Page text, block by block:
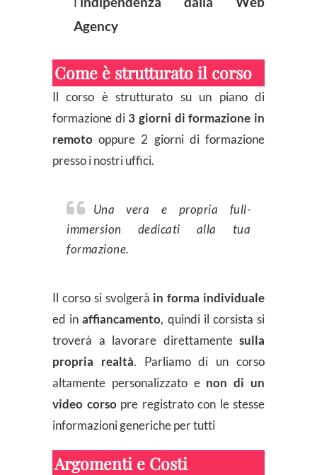
Agency
Come è strutturato il corso
Il corso è strutturato su un piano di
formazione di 3 giorni di formazione in
remoto oppure 2 giorni di formazione
presso i nostri uffici.
Una vera e propria full-
immersion dedicati alla tua
formazione.
Il corso si svolgerà in forma individuale
ed inaffiancamento, quindi il corsista si
troverà a lavorare direttamente sulla
propria realtà. Parliamo di un corso
altamente personalizzato enon di un
video corsopre registrato con le stesse
informazioni generiche per tutti
Argomenti e Costi